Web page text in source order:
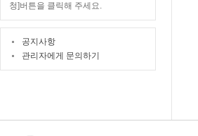
청]버튼을 클릭해 주세요.
공지사항
관리자에게 문의하기